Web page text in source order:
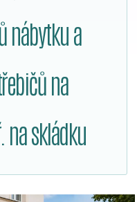
nábytku a
na
na skládku